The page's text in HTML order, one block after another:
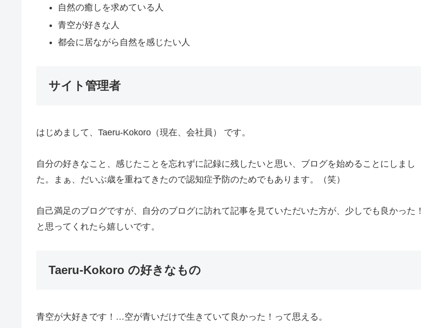
自然の癒しを求めている人
青空が好きな人
都会に居ながら自然を感じたい人
サイト管理者
はじめまして、Taeru-Kokoro（現在、会社員） です。
自分の好きなこと、感じたことを忘れずに記録に残したいと思い、ブログを始めることにしまし
た。まぁ、だいぶ歳を重ねてきたので認知症予防のためでもあります。（笑）
自己満足のブログですが、自分のブログに訪れて記事を見ていただいた方が、少しでも良かった！
と思ってくれたら嬉しいです。
Taeru-Kokoro の好きなもの
青空が大好きです！…空が青いだけで生きていて良かった！って思える。